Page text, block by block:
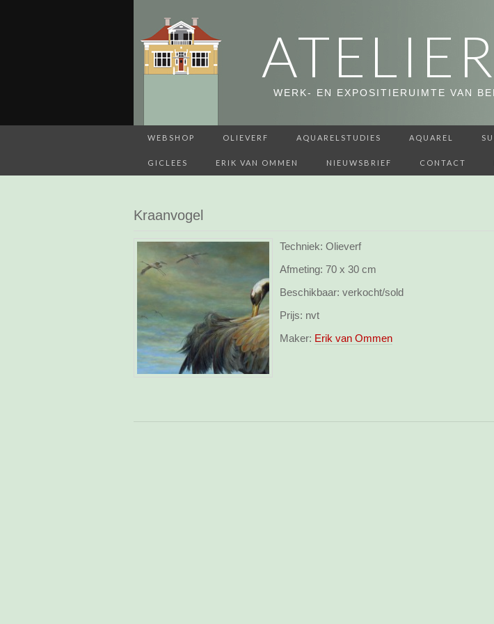
WERK- EN EXPOSITIERUIMTE VAN
WEBSHOP OLIEVERF AQUARELSTUDIES AQUAREL
GICLEES ERIK VAN OMMEN NIEUWSBRIEF CONTACT
Kraanvogel
Techniek: Olieverf
Afmeting: 70 x 30 cm
Beschikbaar: verkocht/sold
Prijs: nvt
Maker: Erik van Ommen